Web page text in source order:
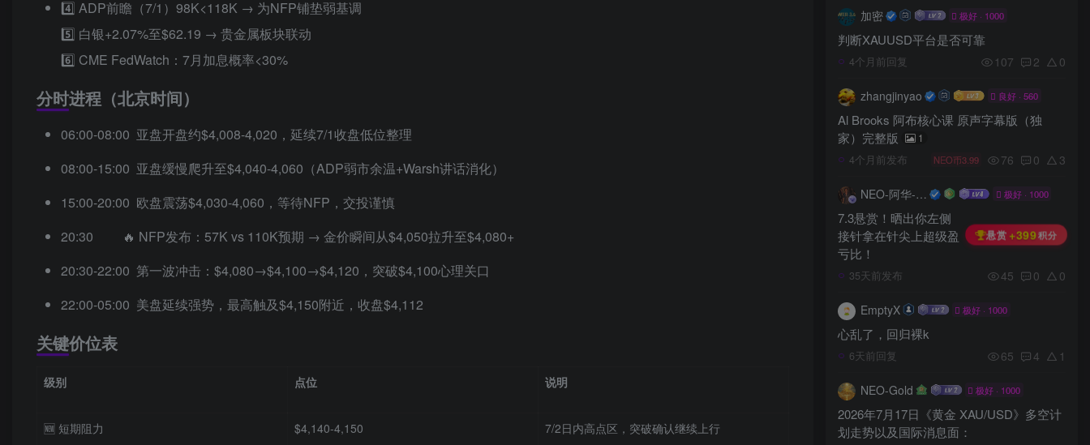
4️⃣ ADP前瞻（7/1）98K<118K → 为NFP铺垫弱基调
5️⃣ 白银+2.07%至$62.19 → 贵金属板块联动
6️⃣ CME FedWatch：7月加息概率<30%
分时进程（北京时间）
06:00-08:00 亚盘开盘约$4,008-4,020，延续7/1收盘低位整理
08:00-15:00 亚盘缓慢爬升至$4,040-4,060（ADP弱市余温+Warsh讲话消化）
15:00-20:00 欧盘震荡$4,030-4,060，等待NFP，交投谨慎
20:30 🔥 NFP发布：57K vs 110K预期 → 金价瞬间从$4,050拉升至$4,080+
20:30-22:00 第一波冲击：$4,080→$4,100→$4,120，突破$4,100心理关口
22:00-05:00 美盘延续强势，最高触及$4,150附近，收盘$4,112
关键价位表
级别 点位 说明
🆕 短期阻力 $4,140-4,150 7/2日内高点区，突破确认继续上行
加密 极好 · 1000
判断XAUUSD平台是否可靠
4个月前回复 107 2 0
zhangjinyao 良好 · 560
Al Brooks 阿布核心课 原声字幕版（独
家）完整版
1
4个月前发布 NEO币3.99 76 0 3
NEO-阿华-奇幻抽象空间 极好 · 1000
7.3悬赏！晒出你左侧
接针拿在针尖上超级盈
亏比！
悬赏 +399积分
35天前发布 45 0 0
EmptyX 极好 · 1000
心乱了，回归裸k
6天前回复 65 4 1
NEO-Gold 极好 · 1000
2026年7月17日《黄金 XAU/USD》多空计
划走势以及国际消息面：